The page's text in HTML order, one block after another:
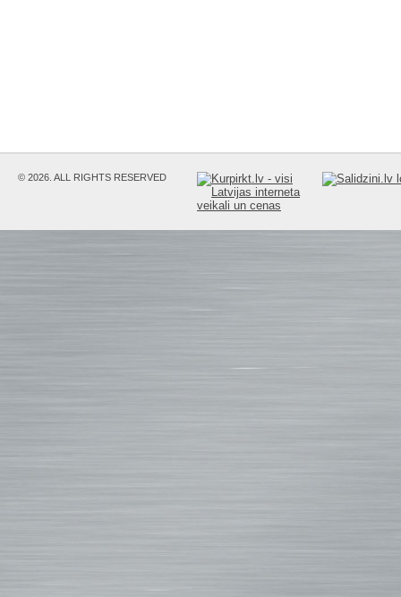
© 2026. ALL RIGHTS RESERVED